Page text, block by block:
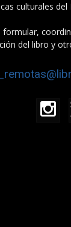
culturales del
del libro y